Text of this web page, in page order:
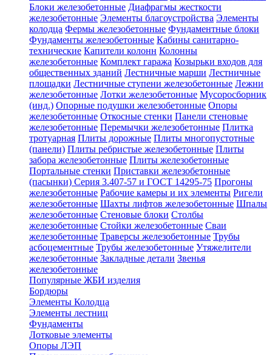
Блоки железобетонные Диафрагмы жесткости
железобетонные Элементы благоустройства Элементы
колодца Фермы железобетонные Фундаментные блоки
Фундаменты железобетонные Кабины санитарно-
технические Капители колонн Колонны
железобетонные Комплект гаража Козырьки входов для
общественных зданий Лестничные марши Лестничные
площадки Лестничные ступени железобетонные Лежни
железобетонные Лотки железобетонные Мусоросборник
(инд.) Опорные подушки железобетонные Опоры
железобетонные Откосные стенки Панели стеновые
железобетонные Перемычки железобетонные Плитка
тротуарная Плиты дорожные Плиты многопустотные
(панели) Плиты ребристые железобетонные Плиты
забора железобетонные Плиты железобетонные
Портальные стенки Приставки железобетонные
(пасынки) Серия 3.407-57 и ГОСТ 14295-75 Прогоны
железобетонные Рабочие камеры и их элементы Ригели
железобетонные Шахты лифтов железобетонные Шпалы
железобетонные Стеновые блоки Столбы
железобетонные Стойки железобетонные Сваи
железобетонные Траверсы железобетонные Трубы
асбоцементные Трубы железобетонные Утяжелители
железобетонные Закладные детали Звенья
железобетонные
Популярные ЖБИ изделия
Бордюры
Элементы Колодца
Элементы лестниц
Фундаменты
Лотковые элементы
Опоры ЛЭП